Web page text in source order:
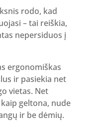
rodo, kad
– tai reiškia,
nepersiduos į
ergonomiškas
ir pasiekia net
vietas. Net
geltona, nude
ir be dėmių.